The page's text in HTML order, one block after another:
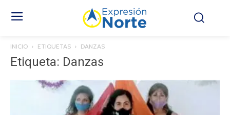
INICIO ETIQUETAS DANZAS
Etiqueta: Danzas